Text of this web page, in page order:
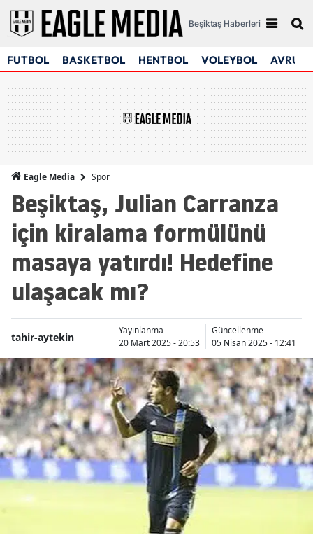
Beşiktaş Haberleri
FUTBOL BASKETBOL HENTBOL VOLEYBOL
Eagle Media Spor
Beşiktaş, Julian Carranza
için kiralama formülünü
masaya yatırdı! Hedefine
ulaşacak mı?
tahir-aytekin
Yayınlanma
20 Mart 2025 - 20:53
Güncellenme
05 Nisan 2025 - 12:41